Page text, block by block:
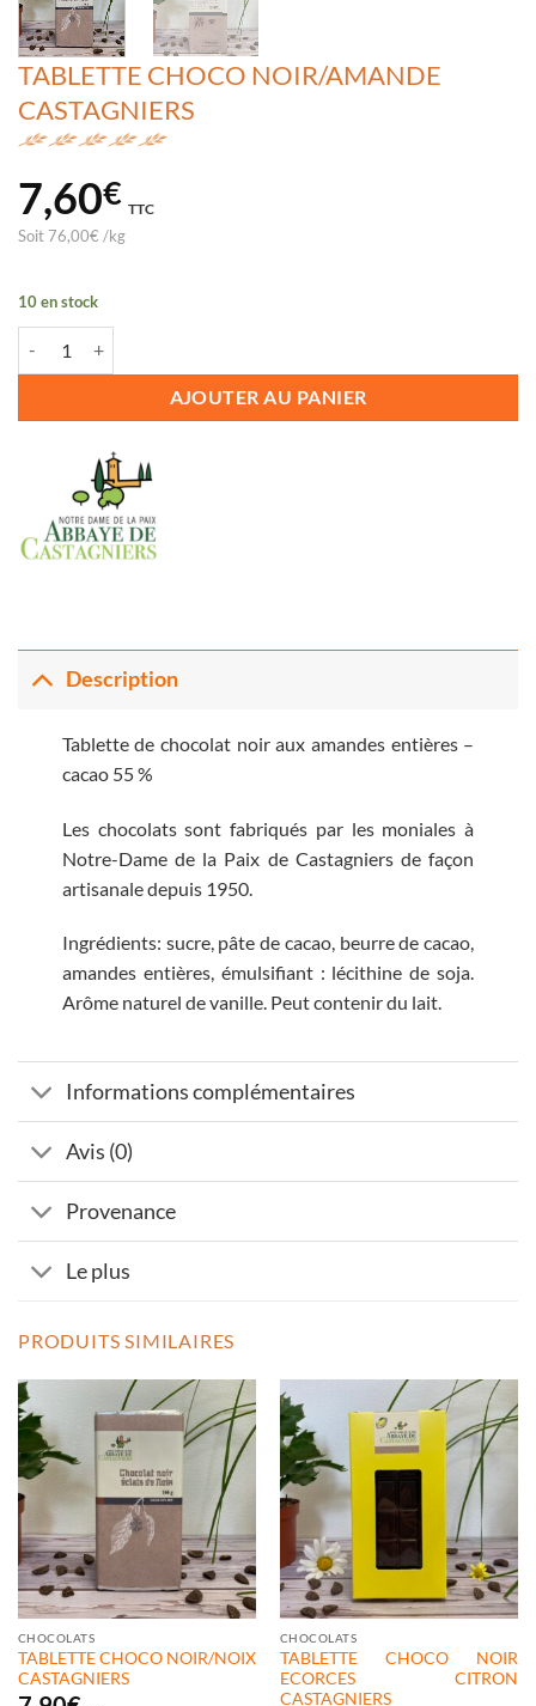
TABLETTE CHOCO NOIR/AMANDE
CASTAGNIERS
7,60€ TTC
Soit76,00€ /kg
10 en stock
AJOUTER AU PANIER
Description
Tablette de chocolat noir aux amandes entières –
cacao 55 %
Les chocolats sont fabriqués par les moniales à
Notre-Dame de la Paix de Castagniers de façon
artisanale depuis 1950.
Ingrédients: sucre, pâte de cacao, beurre de cacao,
amandes entières, émulsifiant : lécithine de soja.
Arôme naturel de vanille. Peut contenir du lait.
Informations complémentaires
Avis (0)
Provenance
Le plus
PRODUITS SIMILAIRES
CHOCOLATS
TABLETTE CHOCO NOIR/NOIX
CASTAGNIERS
CHOCOLATS
TABLETTE CHOCO NOIR
ECORCES CITRON
CASTAGNIERS